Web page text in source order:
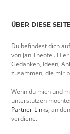
ÜBER DIESE
Du befindest dich
von Jan Theofel.
Gedanken, Ideen,
zusammen, die mir
Wenn du mich und
unterstützen
Partner-Links, an
verdiene.